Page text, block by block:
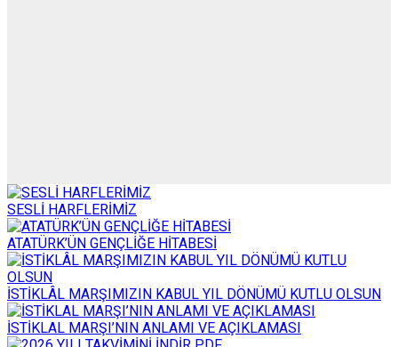
SESLİ HARFLERİMİZ
ATATÜRK’ÜN GENÇLİĞE HİTABESİ
İSTİKLÂL MARŞIMIZIN KABUL YIL DÖNÜMÜ KUTLU OLSUN
İSTİKLAL MARŞI’NIN ANLAMI VE AÇIKLAMASI